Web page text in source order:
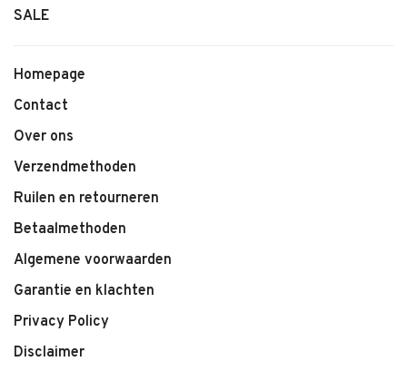
SALE
Homepage
Contact
Over ons
Verzendmethoden
Ruilen en retourneren
Betaalmethoden
Algemene voorwaarden
Garantie en klachten
Privacy Policy
Disclaimer